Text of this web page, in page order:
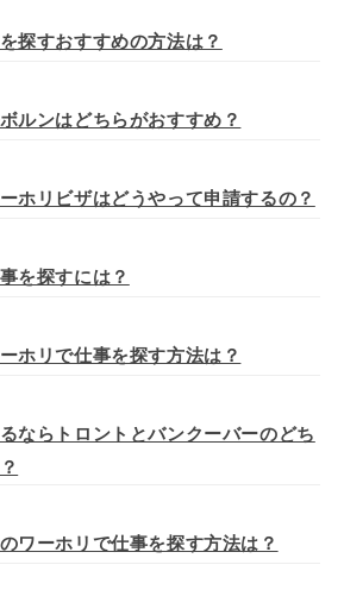
探すおすすめの方法は？
ルンはどちらがおすすめ？
ホリビザはどうやって申請するの？
を探すには？
ホリで仕事を探す方法は？
ならトロントとバンクーバーのどち
ワーホリで仕事を探す方法は？